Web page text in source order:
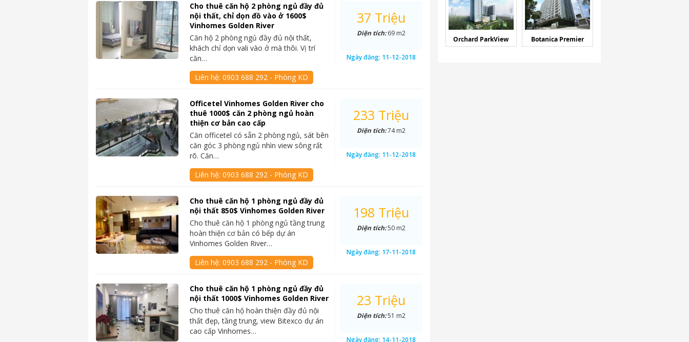
Cho thuê căn hộ 2 phòng ngủ đầy đủ
nội thất, chỉ dọn đồ vào ở 1600$
Vinhomes Golden River
Căn hộ 2 phòng ngủ đầy đủ nội thất,
khách chỉ dọn vali vào ở mà thôi. Vị trí
căn…
Liên hệ:0903 688 292 - Phòng KD
37 Triệu
Diện tích:69 m2
Ngày đăng: 11-12-2018
Officetel Vinhomes Golden River cho
thuê 1000$ căn 2 phòng ngủ hoàn
thiện cơ bản cao cấp
Căn officetel có sẵn 2 phòng ngủ, sát bên
căn góc 3 phòng ngủ nhìn view sông rất
rõ. Căn…
Liên hệ:0903 688 292 - Phòng KD
233 Triệu
Diện tích:74 m2
Ngày đăng: 11-12-2018
Cho thuê căn hộ 1 phòng ngủ đầy đủ
nội thất 850$ Vinhomes Golden River
Cho thuê căn hộ 1 phòng ngủ tầng trung
hoàn thiện cơ bản có bếp dự án
Vinhomes Golden River…
Liên hệ:0903 688 292 - Phòng KD
198 Triệu
Diện tích:50 m2
Ngày đăng: 17-11-2018
Cho thuê căn hộ 1 phòng ngủ đầy đủ
nội thất 1000$ Vinhomes Golden River
Cho thuê căn hộ hoàn thiện đầy đủ nội
thất đẹp, tầng trung, view Bitexco dự án
cao cấp Vinhomes…
23 Triệu
Diện tích:51 m2
Ngày đăng: 14-11-2018
Orchard ParkView Botanica Premier